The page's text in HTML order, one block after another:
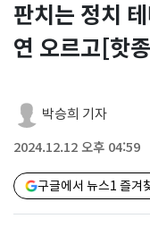
판치는 정치
연 오르고[핫
박승희 기자
2024.12.12 오후 04:59
구글에서 뉴스1 즐겨